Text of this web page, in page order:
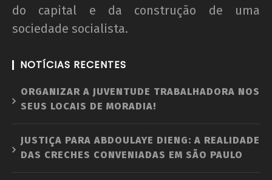
do capital e da construção de uma
sociedade socialista.
NOTÍCIAS RECENTES
ORGANIZAR A JUVENTUDE TRABALHADORA NOS
SEUS LOCAIS DE MORADIA!
JUSTIÇA PARA ABDOULAYE DIENG: A REALIDADE
DAS CRECHES CONVENIADAS EM SÃO PAULO